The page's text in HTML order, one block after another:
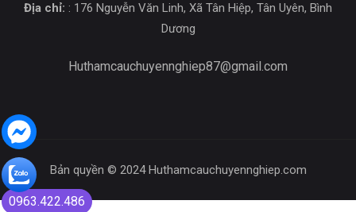
Địa chỉ: : 176 Nguyễn Văn Linh, Xã Tân Hiệp, Tân Uyên, Bình
Dương
Huthamcauchuyennghiep87@gmail.com
Bản quyền © 2024 Huthamcauchuyennghiep.com
0963.422.486